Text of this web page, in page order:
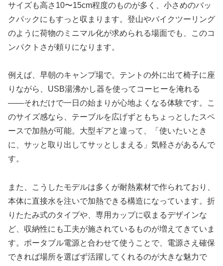
サイズも高さ10〜15cm程度のものが多く、小さめのバッ
クパックにもすっと収まります。登山やバイクツーリング
のように荷物のミニマル化が求められる場面でも、このコ
ンパクトさが頼りになります。
例えば、早朝のキャンプ場で。テントの外に出て椅子に座
りながら、USB湯沸かし器を使ってコーヒーを淹れる
——それだけで一日の始まりが心地よくなる体験です。こ
のサイズ感なら、テーブルを広げずともちょっとしたスペ
ースで加熱が可能。大型ギアと違って、「使いたいとき
に、サッと取り出してサッとしまえる」気軽さがあるんで
す。
また、こうしたモデルは多くが耐熱素材で作られており、
本体に直接水を注いで加熱できる構造になっています。折
りたたみ式のタイプや、専用カップに収まるデザインな
ど、収納性にも工夫が施されているものが増えてきていま
す。ポータブル電源と合わせて使うことで、電源さえ確保
できれば場所を選ばず活躍してくれるのが大きな魅力で